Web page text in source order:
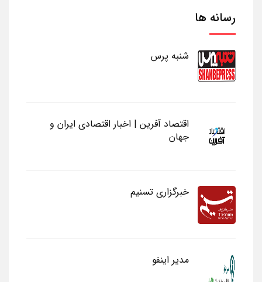
رسانه ها
شنبه پرس
اقتصاد آفرین | اخبار اقتصادی ایران و
جهان
خبرگزاری تسنیم
مدیر اینفو